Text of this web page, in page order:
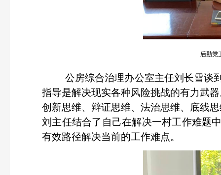
后勤党
公房综合治理办公室主任刘长雪谈
指导是解决现实各种风险挑战的有力武
创新思维、辩证思维、法治思维、底线
刘主任结合了自己在解决一村工作难题
有效路径解决当前的工作难点。